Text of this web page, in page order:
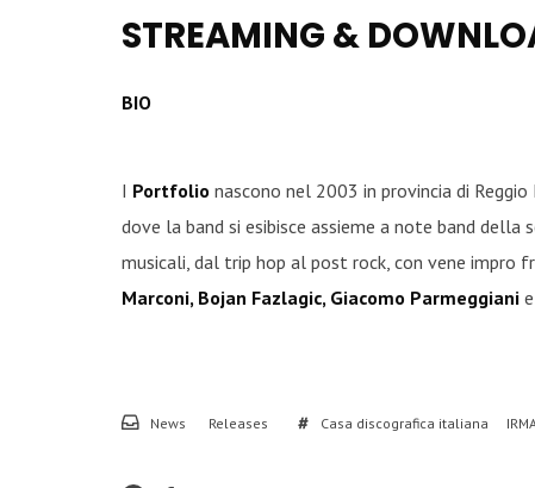
STREAMING &
BIO
I Portfolio nascono nel 2003 in provincia di
dove la band si esibisce assieme a note band della
musicali, dal trip hop al post rock, con vene impro
Marconi, Bojan Fazlagic, Giacomo Parmeggiani e
News Releases Casa discografica italiana